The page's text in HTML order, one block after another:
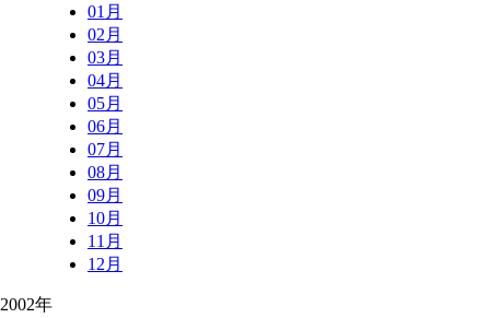
01月
02月
03月
04月
05月
06月
07月
08月
09月
10月
11月
12月
2002年